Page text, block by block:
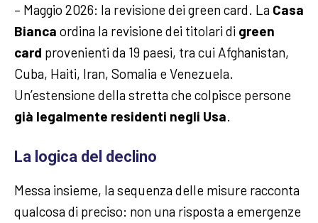
– Maggio 2026: la revisione dei green card. La Casa
Bianca ordina la revisione dei titolari di green
card provenienti da 19 paesi, tra cui Afghanistan,
Cuba, Haiti, Iran, Somalia e Venezuela.
Un’estensione della stretta che colpisce persone
già legalmente residenti negli Usa
La logica del declino
Messa insieme, la sequenza delle misure racconta
qualcosa di preciso: non una risposta a emergenze